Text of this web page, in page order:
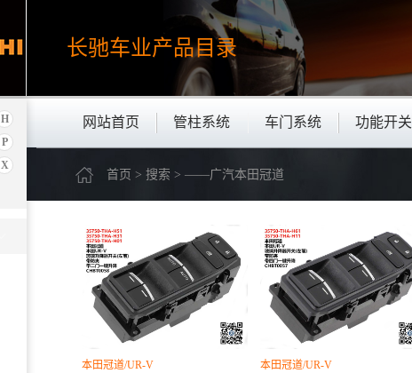
长驰车业产品目录
网站首页 管柱系统 车门系统 功能开关
H
P
X
首页 > 搜索 > ——广汽本田冠道
本田冠道/UR-V
本田冠道/UR-V